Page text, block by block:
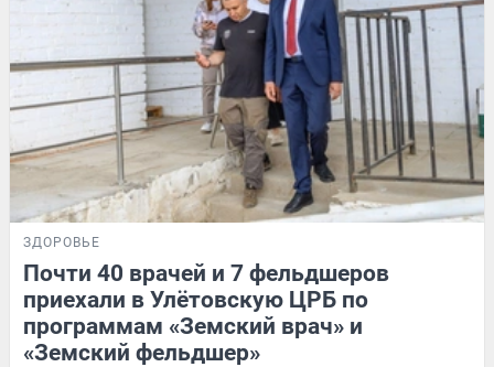
ЗДОРОВЬЕ
Почти 40 врачей и 7 фельдшеров
приехали в Улётовскую ЦРБ по
программам «Земский врач» и
«Земский фельдшер»